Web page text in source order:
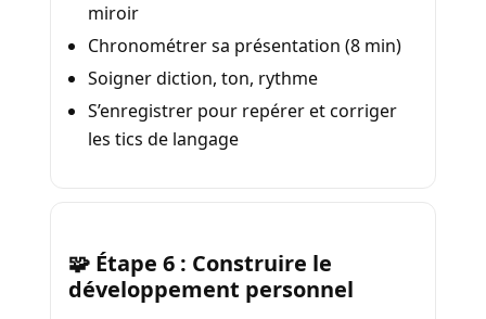
miroir
Chronométrer sa présentation (8 min)
Soigner diction, ton, rythme
S’enregistrer pour repérer et corriger
les tics de langage
🧩 Étape 6 : Construire le
développement personnel